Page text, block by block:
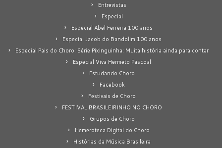
Entrevistas
Especial
Especial Abel Ferreira 100 anos
Especial Jacob do Bandolim 100 anos
Especial Pais do Choro: Série Pixinguinha: Muita história ainda para contar
Especial Viva Hermeto Pascoal
Estudando Choro
Facebook
Festivais de Choro
FESTIVAL BRASILEIRINHO NO CHORO
Grupos de Choro
Hemeroteca Digital do Choro
Histórias da Música Brasileira